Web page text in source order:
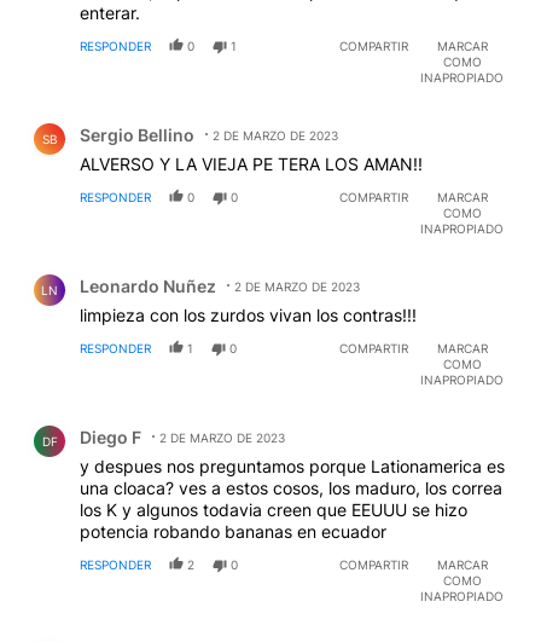
enterar.
RESPONDER 0 1 COMPARTIR
MARCAR
COMO
INAPROPIADO
SB Sergio Bellino 2 DE MARZO DE 2023
ALVERSO Y LA VIEJA PE TERA LOS AMAN!!
RESPONDER 0 0 COMPARTIR
MARCAR
COMO
INAPROPIADO
LN Leonardo Nuñez 2 DE MARZO DE 2023
limpieza con los zurdos vivan los contras!!!
RESPONDER 1 0 COMPARTIR
MARCAR
COMO
INAPROPIADO
DF Diego F 2 DE MARZO DE 2023
y despues nos preguntamos porque Lationamerica es
una cloaca? ves a estos cosos, los maduro, los correa
los K y algunos todavia creen que EEUUU se hizo
potencia robando bananas en ecuador
RESPONDER 2 0 COMPARTIR
MARCAR
COMO
INAPROPIADO